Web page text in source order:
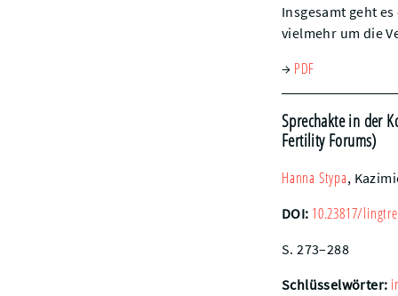
Insgesamt geht
vielmehr um die
→ PDF
Sprechakte in der
Fertility Forums)
Hanna Stypa,
DOI: 10.23817/
S. 273–288
Schlüsselwörter: